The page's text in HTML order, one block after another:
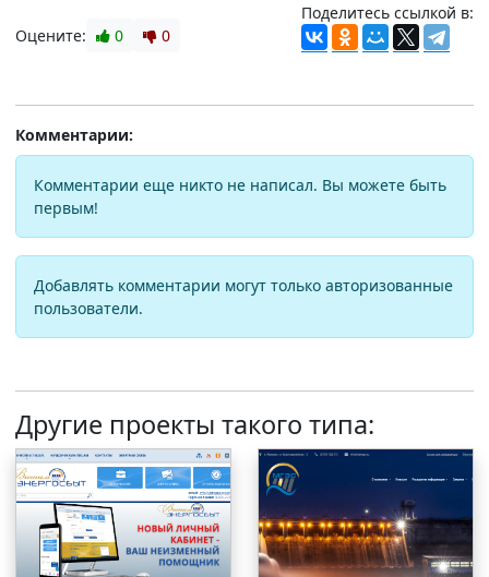
Оцените: 0 0
Поделитесь ссылкой в:
Комментарии:
Комментарии еще никто не написал. Вы можете быть
первым!
Добавлять комментарии могут только авторизованные
пользователи.
Другие проекты такого типа: